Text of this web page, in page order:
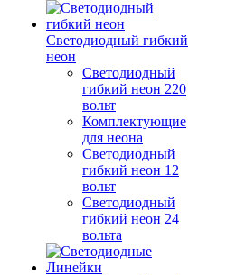
Светодиодный гибкий
неон
Светодиодный
гибкий неон 220
вольт
Комплектующие
для неона
Светодиодный
гибкий неон 12
вольт
Светодиодный
гибкий неон 24
вольта